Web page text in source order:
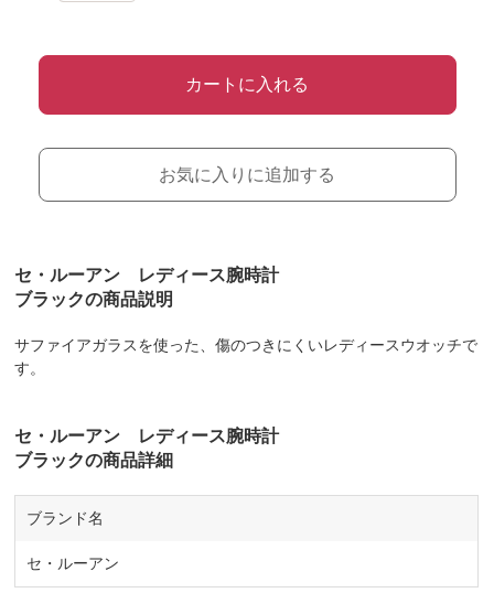
カートに入れる
お気に入りに追加する
セ・ルーアン レディース腕時計
ブラックの商品説明
サファイアガラスを使った、傷のつきにくいレディースウオッチで
す。
セ・ルーアン レディース腕時計
ブラックの商品詳細
ブランド名
セ・ルーアン